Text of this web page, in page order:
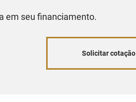
em seu financiamento.
Solicitar cotação